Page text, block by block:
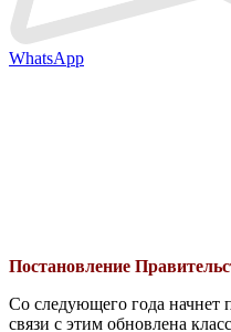
WhatsApp
Постановление
Со следующего года
связи с этим обновлена